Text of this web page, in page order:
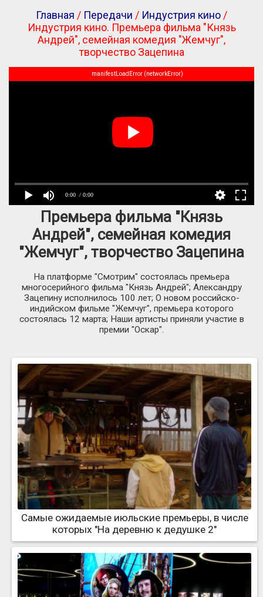
Главная / Передачи / Индустрия кино /
Индустрия кино. Премьера фильма "Князь
Андрей", семейная комедия "Жемчуг",
творчество Зацепина
0:00 / 0:00
manifestLoadError (networkError)
Премьера фильма "Князь
Андрей", семейная комедия
"Жемчуг", творчество Зацепина
На платформе "Смотрим" состоялась премьера
многосерийного фильма "Князь Андрей"; Александру
Зацепину исполнилось 100 лет; О новом российско-
индийском фильме "Жемчуг", премьера которого
состоялась 12 марта; Наши артисты приняли участие в
премии "Оскар".
Самые ожидаемые июльские премьеры, в числе
которых "На деревню к дедушке 2"